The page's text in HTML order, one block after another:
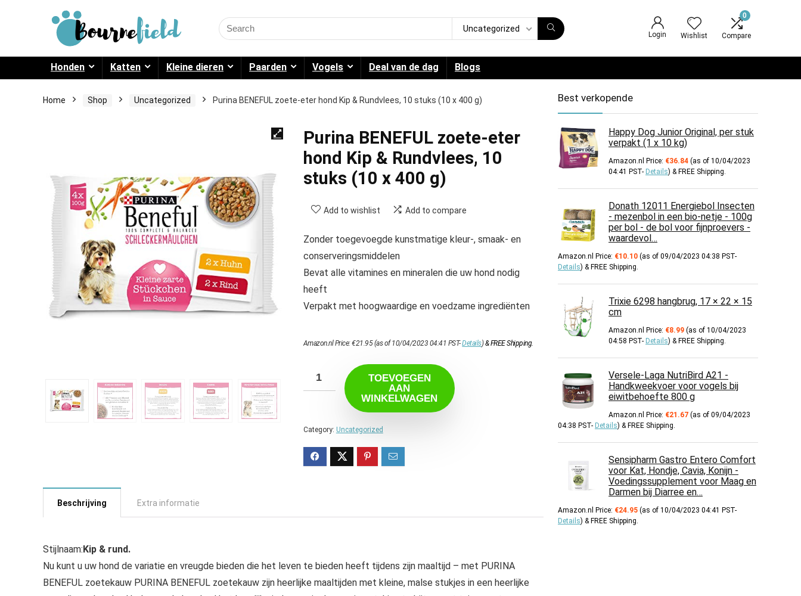
Search
for:
Uncategorized
Login Wishlist
0
Compare
Honden Katten Kleine dieren Paarden Vogels Deal van de dag Blogs
Home Shop Uncategorized Purina BENEFUL zoete-eter hond Kip & Rundvlees, 10 stuks (10 x 400 g)
Purina BENEFUL zoete-eter
hond Kip & Rundvlees, 10
stuks (10 x 400 g)
Add to wishlist Add to compare
Zonder toegevoegde kunstmatige kleur-, smaak- en
conserveringsmiddelen
Bevat alle vitamines en mineralen die uw hond nodig
heeft
Verpakt met hoogwaardige en voedzame ingrediënten
Amazon.nl Price:€21.95(as of 10/04/2023 04:41 PST-Details)&FREE Shipping.
TOEVOEGEN
AAN
WINKELWAGEN
Category: Uncategorized
Beschrijving Extra informatie
Stijlnaam:Kip & rund.
Nu kunt u uw hond de variatie en vreugde bieden die het leven te bieden heeft tijdens zijn maaltijd – met PURINA
BENEFUL zoetekauw PURINA BENEFUL zoetekauw zijn heerlijke maaltijden met kleine, malse stukjes in een heerlijke
Best verkopende
Happy Dog Junior Original, per stuk
verpakt (1 x 10 kg)
Amazon.nl Price: €36.84 (as of 10/04/2023
04:41 PST- Details) & FREE Shipping.
Donath 12011 Energiebol Insecten
- mezenbol in een bio-netje - 100g
per bol - de bol voor fijnproevers -
waardevol…
Amazon.nl Price: €10.10 (as of 09/04/2023 04:38 PST-
Details) & FREE Shipping.
Trixie 6298 hangbrug, 17 × 22 × 15
cm
Amazon.nl Price: €8.99 (as of 10/04/2023
04:58 PST- Details) & FREE Shipping.
Versele-Laga NutriBird A21 -
Handkweekvoer voor vogels bij
eiwitbehoefte 800 g
Amazon.nl Price: €21.67 (as of 09/04/2023
04:38 PST- Details) & FREE Shipping.
Sensipharm Gastro Entero Comfort
voor Kat, Hondje, Cavia, Konijn -
Voedingssupplement voor Maag en
Darmen bij Diarree en…
Amazon.nl Price: €24.95 (as of 10/04/2023 04:41 PST-
Details) & FREE Shipping.